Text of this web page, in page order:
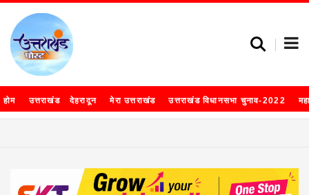
होम उत्तराखंड देहरादून मेरा उत्तराखंड उत्तराखंड विधानसभा चुनाव-2022